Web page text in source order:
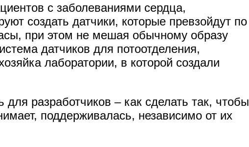
с заболеваниями сердца,
создать датчики, которые превзойдут по
при этом не мешая обычному образу
датчиков для потоотделения,
лаборатории, в которой создали
разработчиков – как сделать так, чтобы
поддерживалась, независимо от их